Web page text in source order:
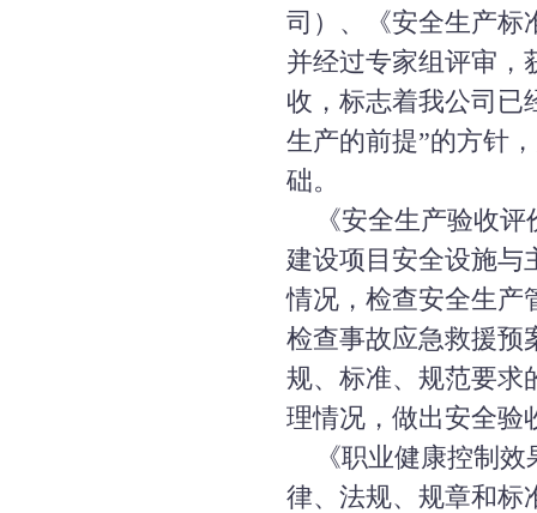
司）、《安全生产标
并经过专家组评审，
收，标志着我公司已
生产的前提”的方针
础。
《安全生产验收评
建设项目安全设施与
情况，检查安全生产
检查事故应急救援预
规、标准、规范要求
理情况，做出安全验
《职业健康控制效
律、法规、规章和标